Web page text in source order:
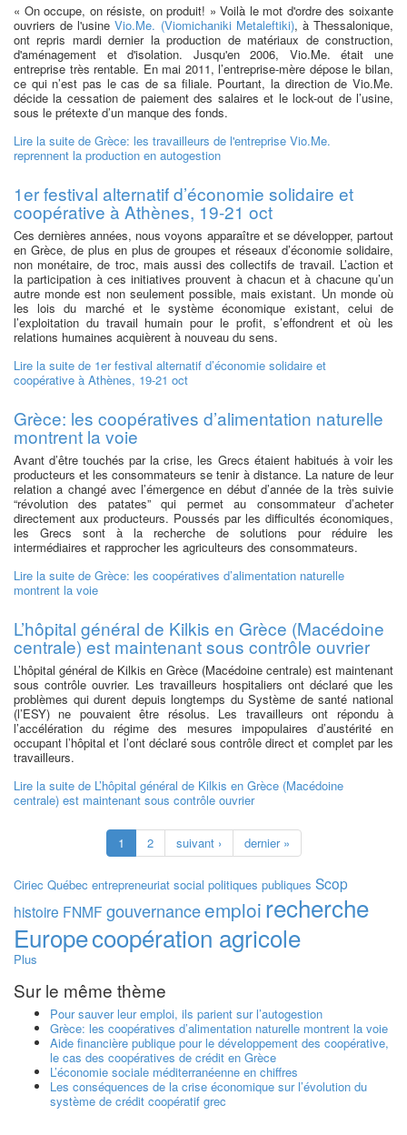
« On occupe, on résiste, on produit! » Voilà le mot d'ordre des soixante
ouvriers de l'usineVio.Me. (Viomichaniki Metaleftiki), à Thessalonique,
ont repris mardi dernier la production de matériaux de construction,
d'aménagement et d'isolation. Jusqu'en 2006, Vio.Me. était une
entreprise très rentable. En mai 2011, l’entreprise-mère dépose le bilan,
ce qui n’est pas le cas de sa filiale. Pourtant, la direction de Vio.Me.
décide la cessation de paiement des salaires et le lock-out de l’usine,
sous le prétexte d’un manque des fonds.
Lire la suite de Grèce: les travailleurs de l'entreprise Vio.Me.
reprennent la production en autogestion
1er festival alternatif d’économie solidaire et
coopérative à Athènes, 19-21 oct
Ces dernières années, nous voyons apparaître et se développer, partout
en Grèce, de plus en plus de groupes et réseaux d’économie solidaire,
non monétaire, de troc, mais aussi des collectifs de travail. L’action et
la participation à ces initiatives prouvent à chacun et à chacune qu’un
autre monde est non seulement possible, mais existant. Un monde où
les lois du marché et le système économique existant, celui de
l’exploitation du travail humain pour le profit, s’effondrent et où les
relations humaines acquièrent à nouveau du sens.
Lire la suite de 1er festival alternatif d’économie solidaire et
coopérative à Athènes, 19-21 oct
Grèce: les coopératives d’alimentation naturelle
montrent la voie
Avant d’être touchés par la crise, les Grecs étaient habitués à voir les
producteurs et les consommateurs se tenir à distance. La nature de leur
relation a changé avec l’émergence en début d’année de la très suivie
“révolution des patates” qui permet au consommateur d’acheter
directement aux producteurs. Poussés par les difficultés économiques,
les Grecs sont à la recherche de solutions pour réduire les
intermédiaires et rapprocher les agriculteurs des consommateurs.
Lire la suite de Grèce: les coopératives d’alimentation naturelle
montrent la voie
L’hôpital général de Kilkis en Grèce (Macédoine
centrale) est maintenant sous contrôle ouvrier
L’hôpital général de Kilkis en Grèce (Macédoine centrale) est maintenant
sous contrôle ouvrier. Les travailleurs hospitaliers ont déclaré que les
problèmes qui durent depuis longtemps du Système de santé national
(l’ESY) ne pouvaient être résolus. Les travailleurs ont répondu à
l’accélération du régime des mesures impopulaires d’austérité en
occupant l’hôpital et l’ont déclaré sous contrôle direct et complet par les
travailleurs.
Lire la suite de L’hôpital général de Kilkis en Grèce (Macédoine
centrale) est maintenant sous contrôle ouvrier
1 2 suivant › dernier »
Ciriec Québec entrepreneuriat social politiques publiques Scop
histoire FNMF gouvernanceemploi recherche
Europecoopération agricole
Plus
Sur le même thème
Pour sauver leur emploi, ils parient sur l’autogestion
Grèce: les coopératives d’alimentation naturelle montrent la voie
Aide financière publique pour le développement des coopérative,
le cas des coopératives de crédit en Grèce
L’économie sociale méditerranéenne en chiffres
Les conséquences de la crise économique sur l’évolution du
système de crédit coopératif grec